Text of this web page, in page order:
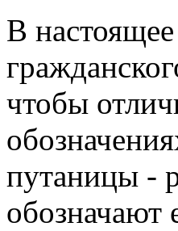
В
чтобы
путаницы -
обозначают